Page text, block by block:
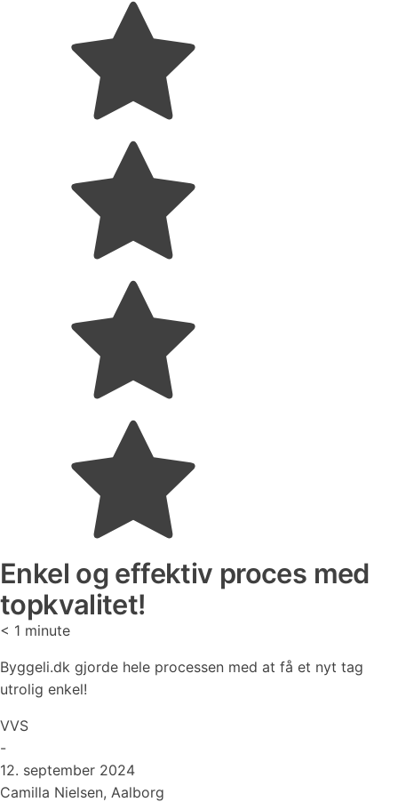
Enkel og effektiv proces med
topkvalitet!
< 1 minute
Byggeli.dk gjorde hele processen med at få et nyt tag
utrolig enkel!
VVS
-
12. september 2024
Camilla Nielsen, Aalborg